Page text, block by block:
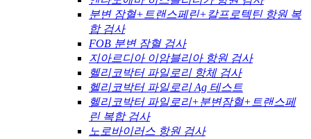
분변 잠혈+트랜스페린+칼프로텍틴 항원 복
합 검사
FOB 분변 잠혈 검사
지아르디아 이암블리아 항원 검사
헬리코박터 파일로리 항체 검사
헬리코박터 파일로리 Ag 테스트
헬리코박터 파일로리+분변잠혈+트랜스페
린 복합 검사
노로바이러스 항원 검사